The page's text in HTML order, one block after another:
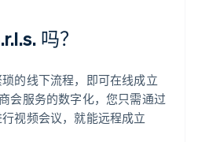
吗？
的线下流程，即可在线成立
会服务的数字化，您只需通过
视频会议，就能远程成立